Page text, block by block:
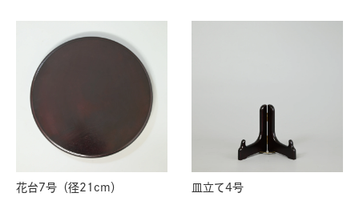
花台7号（径21cm） 皿立て4号